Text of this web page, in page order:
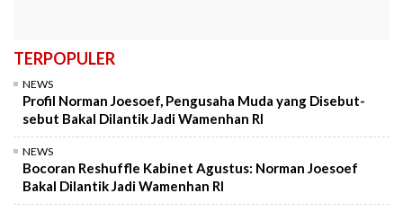
TERPOPULER
NEWS
Profil Norman Joesoef, Pengusaha Muda yang Disebut-
sebut Bakal Dilantik Jadi Wamenhan RI
NEWS
Bocoran Reshuffle Kabinet Agustus: Norman Joesoef
Bakal Dilantik Jadi Wamenhan RI